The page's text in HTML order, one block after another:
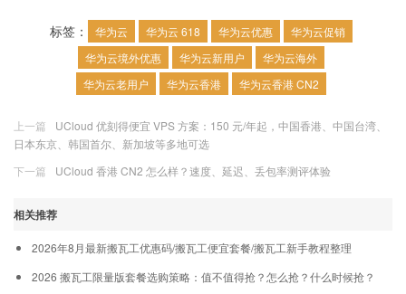
标签： 华为云 华为云 618 华为云优惠
华为云促销
华为云境外优惠
华为云新用户
华为云海外
华为云老用户
华为云香港 华为云香港 CN2
上一篇
UCloud 优刻得便宜 VPS 方案：150 元/年起，中国香港、中国台湾、
日本东京、韩国首尔、新加坡等多地可选
下一篇
UCloud 香港 CN2 怎么样？速度、延迟、丢包率测评体验
相关推荐
2026年8月最新搬瓦工优惠码/搬瓦工便宜套餐/搬瓦工新手教程整理
2026 搬瓦工限量版套餐选购策略：值不值得抢？怎么抢？什么时候抢？